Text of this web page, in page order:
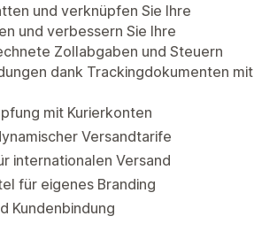
und verknüpfen Sie Ihre
und verbessern Sie Ihre
Zollabgaben und Steuern
dank Trackingdokumenten mit
mit Kurierkonten
Versandtarife
internationalen Versand
für eigenes Branding
Kundenbindung